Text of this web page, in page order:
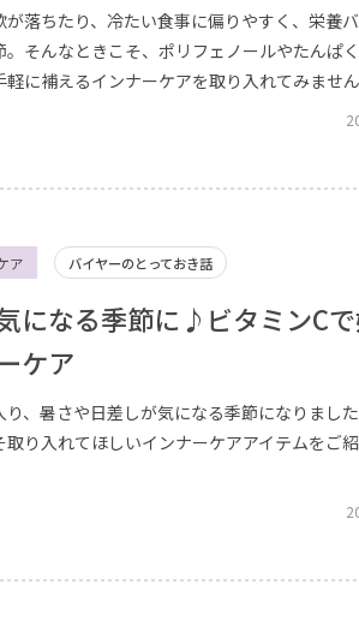
が落ちたり、冷たい食事に偏りやすく、栄養
。そんなときこそ、ポリフェノールやたんぱ
軽に補えるインナーケアを取り入れてみませ
ア バイヤーのとっておき話
になる季節に♪ビタミンC
ケア
り、暑さや日差しが気になる季節になりました
取り入れてほしいインナーケアアイテムをご